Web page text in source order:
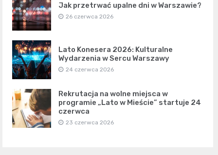
Jak przetrwać upalne dni w Warszawie?
26 czerwca 2026
Lato Konesera 2026: Kulturalne
Wydarzenia w Sercu Warszawy
24 czerwca 2026
Rekrutacja na wolne miejsca w
programie „Lato w Mieście” startuje 24
czerwca
23 czerwca 2026